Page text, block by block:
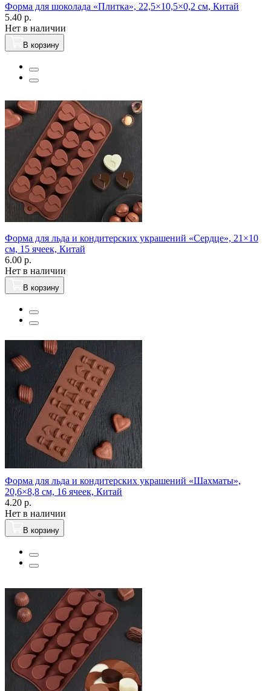
Форма для шоколада «Плитка», 22,5×10,5×0,2 см, Китай
5.40 р.
Нет в наличии
В корзину
Форма для льда и кондитерских украшений «Сердце», 21×10
см, 15 ячеек, Китай
6.00 р.
Нет в наличии
В корзину
Форма для льда и кондитерских украшений «Шахматы»,
20,6×8,8 см, 16 ячеек, Китай
4.20 р.
Нет в наличии
В корзину